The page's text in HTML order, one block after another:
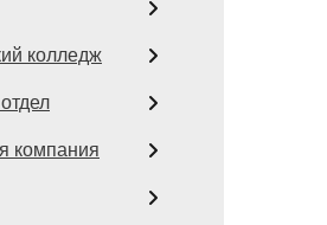
колледж
компания